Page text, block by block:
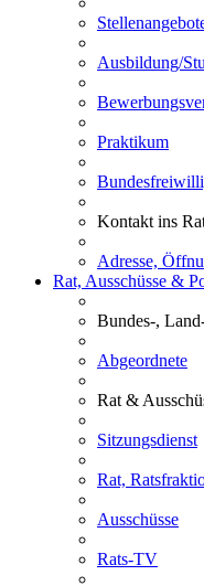
Ausbildung/
Praktikum
Kontakt ins
Adresse,
Rat, Ausschüsse &
Bundes-,
Abgeordnete
Rat &
Sitzungsdienst
Rat,
Ausschüsse
Rats-TV